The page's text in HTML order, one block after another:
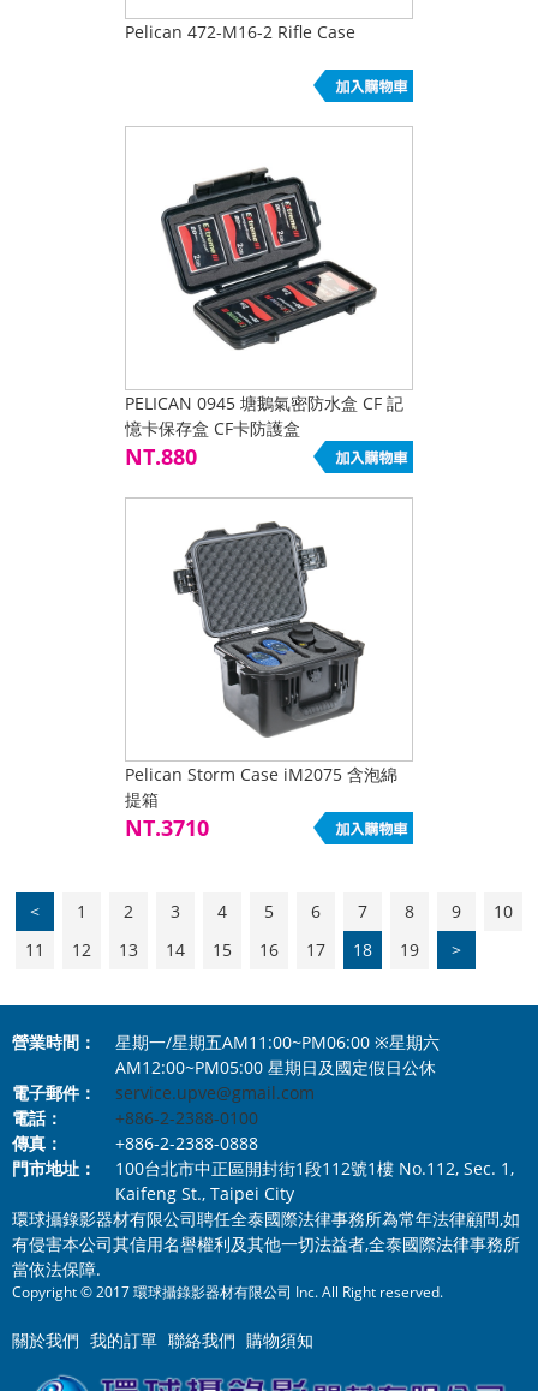
Pelican 472-M16-2 Rifle Case
PELICAN 0945 塘鵝氣密防水盒 CF 記
憶卡保存盒 CF卡防護盒
NT.880
Pelican Storm Case iM2075 含泡綿
提箱
NT.3710
< 1 2 3 4 5 6 7 8 9
10
11
12 13 14 15 16 17 18 19 >
營業時間：
星期一/星期五AM11:00~PM06:00 ※星期六
AM12:00~PM05:00 星期日及國定假日公休
電子郵件：
service.upve@gmail.com
電話：
+886-2-2388-0100
傳真：
+886-2-2388-0888
門市地址：
100台北市中正區開封街1段112號1樓 No.112, Sec. 1,
Kaifeng St., Taipei City
環球攝錄影器材有限公司聘任全泰國際法律事務所為常年法律顧問,如
有侵害本公司其信用名譽權利及其他一切法益者,全泰國際法律事務所
當依法保障.
Copyright © 2017 環球攝錄影器材有限公司 Inc. All Right reserved.
關於我們 我的訂單 聯絡我們 購物須知